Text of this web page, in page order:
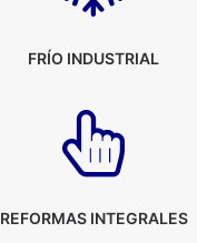
FRÍO INDUSTRIAL
REFORMAS INTEGRALES